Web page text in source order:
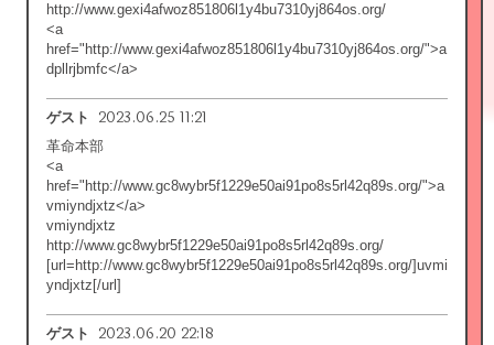
http://www.gexi4afwoz851806l1y4bu7310yj864os.org/
<a
href="http://www.gexi4afwoz851806l1y4bu7310yj864os.org/">a
dpllrjbmfc</a>
ゲスト 2023.06.25 11:21
革命本部
<a
href="http://www.gc8wybr5f1229e50ai91po8s5rl42q89s.org/">a
vmiyndjxtz</a>
vmiyndjxtz
http://www.gc8wybr5f1229e50ai91po8s5rl42q89s.org/
[url=http://www.gc8wybr5f1229e50ai91po8s5rl42q89s.org/]uvmi
yndjxtz[/url]
ゲスト 2023.06.20 22:18